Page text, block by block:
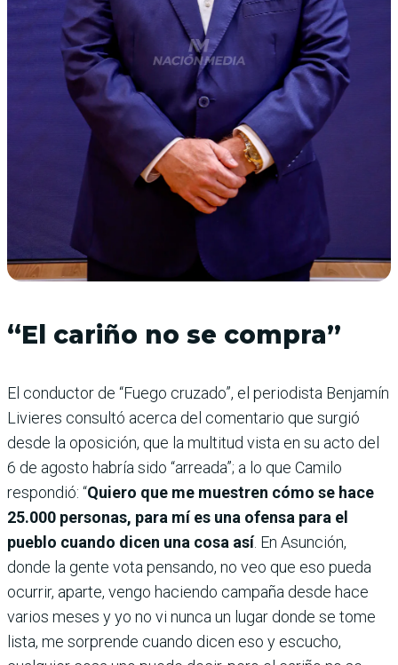
“El cariño no se compra”
El conductor de “Fuego cruzado”, el periodista Benjamín
Livieres consultó acerca del comentario que surgió
desde la oposición, que la multitud vista en su acto del
6 de agosto habría sido “arreada”; a lo que Camilo
respondió: “Quiero que me muestren cómo se hace
25.000 personas, para mí es una ofensa para el
pueblo cuando dicen una cosa así. En Asunción,
donde la gente vota pensando, no veo que eso pueda
ocurrir, aparte, vengo haciendo campaña desde hace
varios meses y yo no vi nunca un lugar donde se tome
lista, me sorprende cuando dicen eso y escucho,